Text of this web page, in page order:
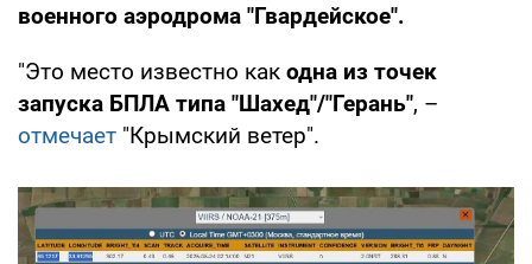
военного аэродрома "Гвардейское".
"Это место известно как одна из точек
запуска БПЛА типа "Шахед"/"Герань", –
отмечает "Крымский ветер".